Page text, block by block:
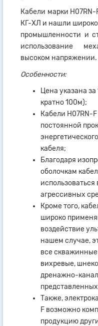
Кабели марки
КГ-ХЛ и нашли
промышленности и
использование
высоком напряжении.
Особенности:
Цена указана
кратно 100м);
Кабели H07RN-
постоянной
кабеля;
Благодаря
оболочкам
агрессивных
Кроме того,
широко
воздействие
нашем случае,
все
вихревые,
дренажно-
Также,
F возможно
продукцию